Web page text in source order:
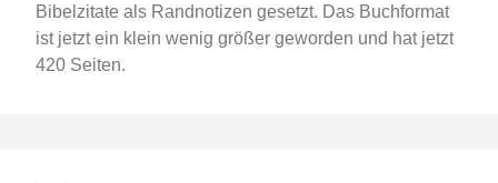
Bibelzitate als Randnotizen gesetzt. Das Buchformat
ist jetzt ein klein wenig größer geworden und hat jetzt
420 Seiten.